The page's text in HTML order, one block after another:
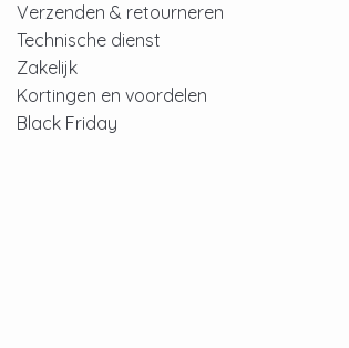
Verzenden & retourneren
Technische dienst
Zakelijk
Kortingen en voordelen
Black Friday